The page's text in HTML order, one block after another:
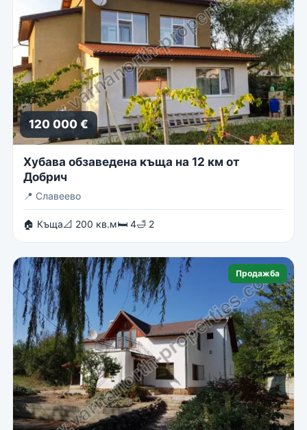
120 000 €
Хубава обзаведена къща на 12 км от
Добрич
📍 Славеево
🏠 Къща📐 200 кв.м🛏 4🛁 2
Продажба